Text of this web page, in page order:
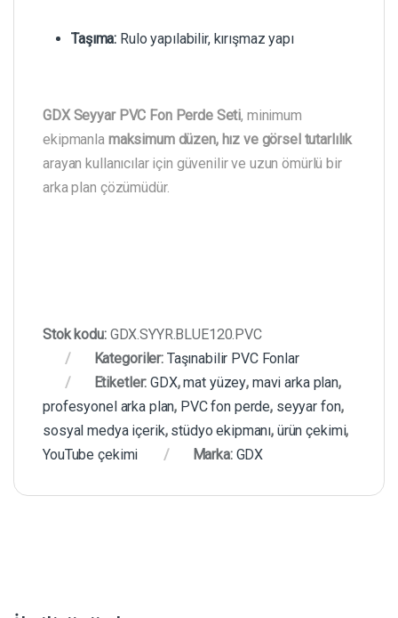
Taşıma: Rulo yapılabilir, kırışmaz yapı
GDX Seyyar PVC Fon Perde Seti, minimum
ekipmanla maksimum düzen, hız ve görsel tutarlılık
arayan kullanıcılar için güvenilir ve uzun ömürlü bir
arka plan çözümüdür.
Stok kodu: GDX.SYYR.BLUE120.PVC
Kategoriler: Taşınabilir PVC Fonlar
Etiketler:GDX,mat yüzey, mavi arka plan,
profesyonel arka plan, PVC fon perde, seyyar fon,
sosyal medya içerik, stüdyo ekipmanı, ürün çekimi,
YouTube çekimi
Marka: GDX